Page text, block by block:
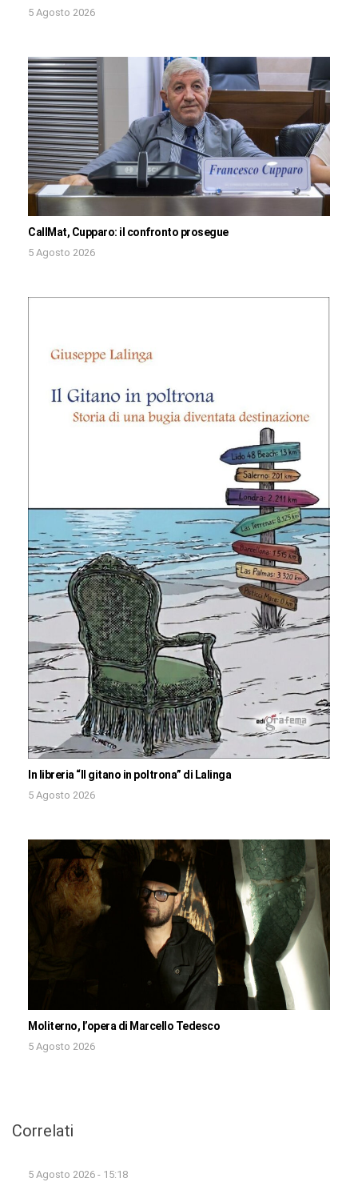
5 Agosto 2026
CallMat, Cupparo: il confronto prosegue
5 Agosto 2026
In libreria “Il gitano in poltrona” di Lalinga
5 Agosto 2026
Moliterno, l’opera di Marcello Tedesco
5 Agosto 2026
Correlati
5 Agosto 2026 - 15:18